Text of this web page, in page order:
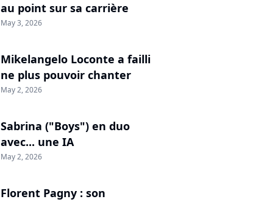
au point sur sa carrière
May 3, 2026
Mikelangelo Loconte a failli
ne plus pouvoir chanter
May 2, 2026
Sabrina ("Boys") en duo
avec... une IA
May 2, 2026
Florent Pagny : son